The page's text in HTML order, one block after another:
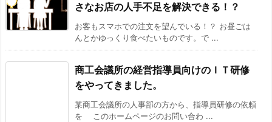
さなお店の人手不足を解決できる！？
お客もスマホでの注文を望んでいる！？ お昼ごは
んとかゆっくり食べたいものです。で ...
商工会議所の経営指導員向けのＩＴ研修
をやってきました。
某商工会議所の人事部の方から、指導員研修の依頼
を このホームページのお問い合わ ...